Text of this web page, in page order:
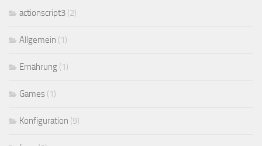
actionscript3 (2)
Allgemein (1)
Ernährung (1)
Games (1)
Konfiguration (9)